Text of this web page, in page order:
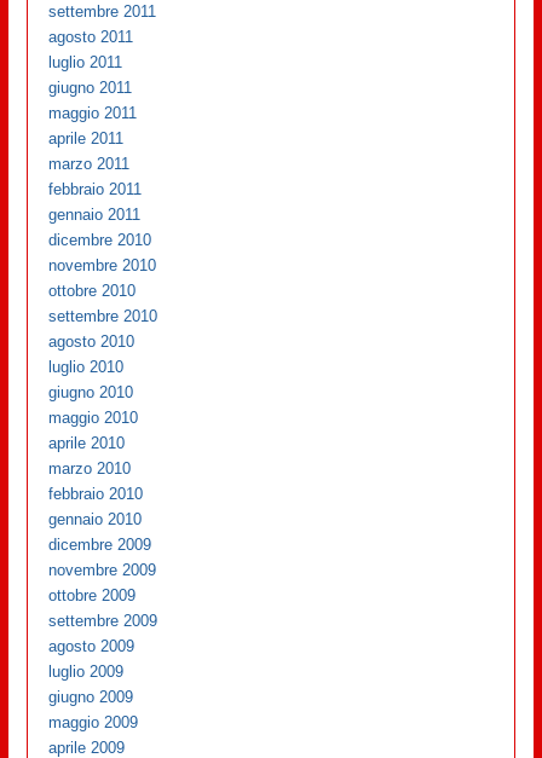
settembre 2011
agosto 2011
luglio 2011
giugno 2011
maggio 2011
aprile 2011
marzo 2011
febbraio 2011
gennaio 2011
dicembre 2010
novembre 2010
ottobre 2010
settembre 2010
agosto 2010
luglio 2010
giugno 2010
maggio 2010
aprile 2010
marzo 2010
febbraio 2010
gennaio 2010
dicembre 2009
novembre 2009
ottobre 2009
settembre 2009
agosto 2009
luglio 2009
giugno 2009
maggio 2009
aprile 2009